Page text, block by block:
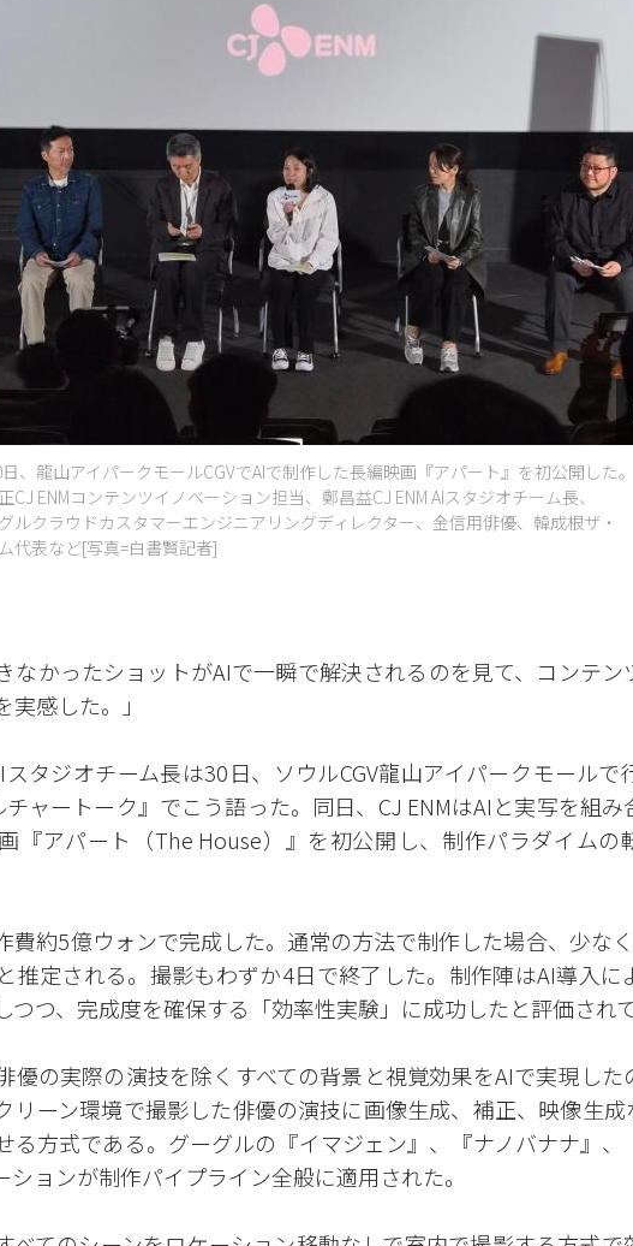
日、龍山アイパークモールCGVでAIで制作した長編映画『アパート』を初公開した。
CJ ENMコンテンツイノベーション担当、鄭昌益CJ ENM AIスタジオチーム長、
ルクラウドカスタマーエンジニアリングディレクター、金信用俳優、韓成根ザ・
代表など[写真=白書賢記者]
なかったショットがAIで一瞬で解決されるのを見て、コンテン
感した。」
スタジオチーム長は30日、ソウルCGV龍山アイパークモールで
チャートーク』でこう語った。同日、CJ ENMはAIと実写を組み
『アパート（The House）』を初公開し、制作パラダイムの
費約5億ウォンで完成した。通常の方法で制作した場合、少な
推定される。撮影もわずか4日で終了した。制作陣はAI導入に
つつ、完成度を確保する「効率性実験」に成功したと評価されて
優の実際の演技を除くすべての背景と視覚効果をAIで実現した
リーン環境で撮影した俳優の演技に画像生成、補正、映像生成
る方式である。グーグルの『イマジェン』、『ナノバナナ』、
ションが制作パイプライン全般に適用された。